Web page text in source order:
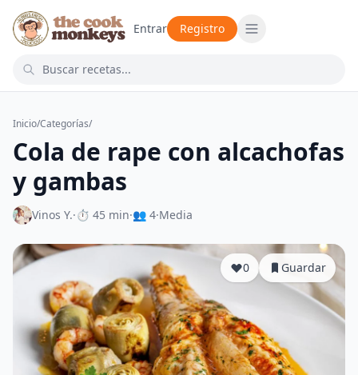
Entrar Registro
Inicio/Categorías/
Cola de rape con alcachofas
y gambas
Vinos Y.·⏱ 45 min·👥 4·Media
0 Guardar